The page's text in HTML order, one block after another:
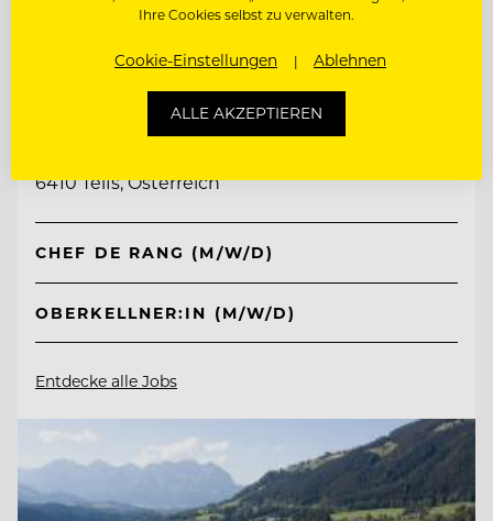
TOP ARBEITGEBER
Interalpen-Hotel Tyrol
6410 Telfs, Österreich
CHEF DE RANG (M/W/D)
OBERKELLNER:IN (M/W/D)
Entdecke alle Jobs
Ihre Cookies selbst zu verwalten.
Cookie-Einstellungen Ablehnen
ALLE AKZEPTIEREN